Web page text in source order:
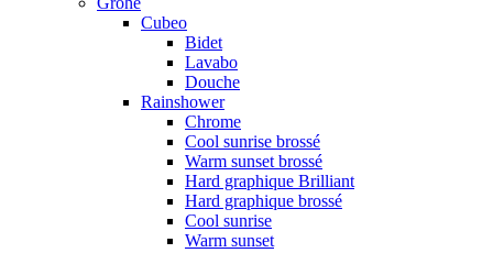
Cubeo
Bidet
Lavabo
Douche
Rainshower
Chrome
Cool sunrise brossé
Warm sunset brossé
Hard graphique Brilliant
Hard graphique brossé
Cool sunrise
Warm sunset